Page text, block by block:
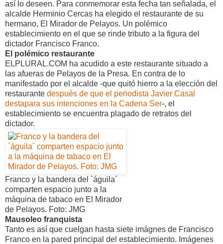
así lo deseen. Para conmemorar esta fecha tan señalada, el
alcalde Herminio Cercas ha elegido el restaurante de su
hermano, El Mirador de Pelayos. Un polémico
establecimiento en el que se rinde tributo a la figura del
dictador Francisco Franco.
El polémico restaurante
ELPLURAL.COM ha acudido a este restaurante situado a
las afueras de Pelayos de la Presa. En contra de lo
manifestado por el alcalde -que quitó hierro a la elección del
restaurante después de que el periodista Javier Casal
destapara sus intenciones en la Cadena Ser-, el
establecimiento se encuentra plagado de retratos del
dictador.
Franco y la bandera del `águila´
comparten espacio junto a la
máquina de tabaco en El Mirador
de Pelayos. Foto: JMG
Mausoleo franquista
Tanto es así que cuelgan hasta siete imágnes de Francisco
Franco en la pared principal del establecimiento. Imágenes